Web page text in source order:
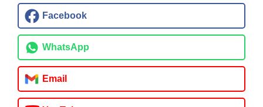
Facebook
WhatsApp
Email